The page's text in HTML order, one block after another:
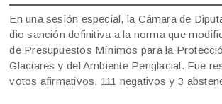
En una sesión especial, la Cámara de
dio sanción definitiva a la norma que
de Presupuestos Mínimos para la
Glaciares y del Ambiente Periglacial. Fue
votos afirmativos, 111 negativos y 3